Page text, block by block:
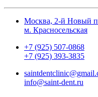
Москва, 2-й Новый
м. Красносельская
+7 (925) 507-0868
+7 (925) 393-3835
info@saint-dent.ru